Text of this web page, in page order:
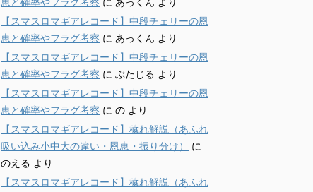
【スマスロマギアレコード】中段チェリーの恩
恵と確率やフラグ考察 に あっくん より
【スマスロマギアレコード】中段チェリーの恩
恵と確率やフラグ考察 に ぶたじる より
【スマスロマギアレコード】中段チェリーの恩
恵と確率やフラグ考察 に の より
【スマスロマギアレコード】穢れ解説（あふれ
吸い込み小中大の違い・恩恵・振り分け）
に
のえる より
【スマスロマギアレコード】穢れ解説（あふれ